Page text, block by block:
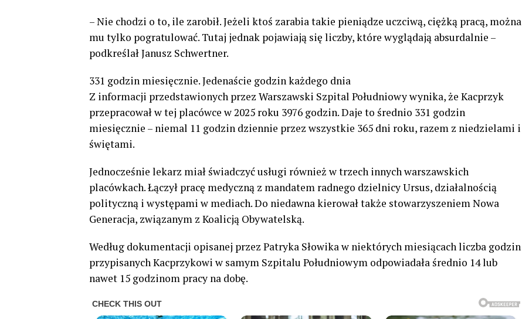
– Nie chodzi o to, ile zarobił. Jeżeli ktoś zarabia takie pieniądze uczciwą, ciężką pracą, można
mu tylko pogratulować. Tutaj jednak pojawiają się liczby, które wyglądają absurdalnie –
podkreślał Janusz Schwertner.
331 godzin miesięcznie. Jedenaście godzin każdego dnia
Z informacji przedstawionych przez Warszawski Szpital Południowy wynika, że Kacprzyk
przepracował w tej placówce w 2025 roku 3976 godzin. Daje to średnio 331 godzin
miesięcznie – niemal 11 godzin dziennie przez wszystkie 365 dni roku, razem z niedzielami i
świętami.
Jednocześnie lekarz miał świadczyć usługi również w trzech innych warszawskich
placówkach. Łączył pracę medyczną z mandatem radnego dzielnicy Ursus, działalnością
polityczną i występami w mediach. Do niedawna kierował także stowarzyszeniem Nowa
Generacja, związanym z Koalicją Obywatelską.
Według dokumentacji opisanej przez Patryka Słowika w niektórych miesiącach liczba godzin
przypisanych Kacprzykowi w samym Szpitalu Południowym odpowiadała średnio 14 lub
nawet 15 godzinom pracy na dobę.